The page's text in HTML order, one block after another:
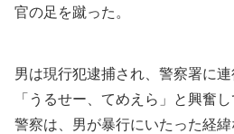
官の足を蹴った。
男は現行犯逮捕され、警察署に
「うるせー、てめえら」と興奮し
警察は、男が暴行にいたった経緯